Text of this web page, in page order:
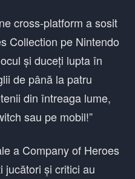
cross-platform a sosit
Collection pe Nintendo
și duceți lupta în
de până la patru
din întreaga lume,
sau pe mobil!”
a Company of Heroes
jucători și critici au